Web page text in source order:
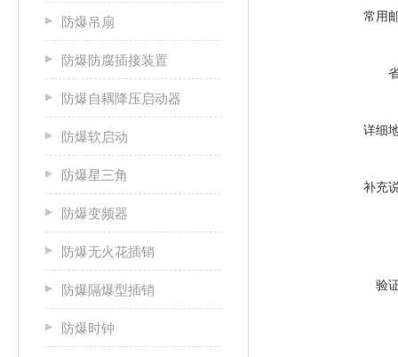
防爆吊扇
防爆防腐插接装置
防爆自耦降压启动器
防爆软启动
防爆星三角
防爆变频器
防爆无火花插销
防爆隔爆型插销
防爆时钟
常用
详细
补充
验